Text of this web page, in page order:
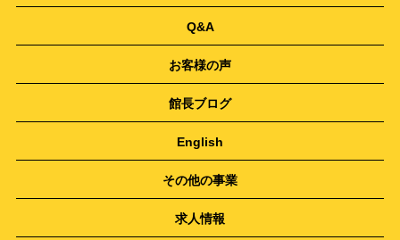
Q&A
お客様の声
館長ブログ
English
その他の事業
求人情報